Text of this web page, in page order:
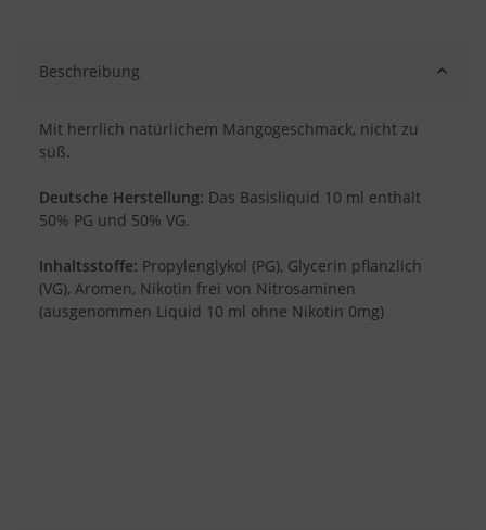
Beschreibung
Mit herrlich natürlichem Mangogeschmack, nicht zu
süß.
Deutsche Herstellung: Das Basisliquid 10 ml enthält
50% PG und 50% VG.
Inhaltsstoffe: Propylenglykol (PG), Glycerin pflanzlich
(VG), Aromen, Nikotin frei von Nitrosaminen
(ausgenommen Liquid 10 ml ohne Nikotin 0mg)